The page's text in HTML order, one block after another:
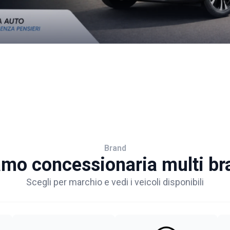
Brand
concessionaria multi
Scegli per marchio e vedi i veicoli disponibili